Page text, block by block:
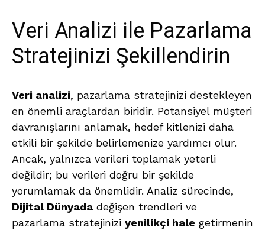
Veri Analizi ile Pazarlama
Stratejinizi Şekillendirin
Veri analizi, pazarlama stratejinizi destekleyen
en önemli araçlardan biridir. Potansiyel müşteri
davranışlarını anlamak, hedef kitlenizi daha
etkili bir şekilde belirlemenize yardımcı olur.
Ancak, yalnızca verileri toplamak yeterli
değildir; bu verileri doğru bir şekilde
yorumlamak da önemlidir. Analiz sürecinde,
Dijital Dünyada değişen trendleri ve
pazarlama stratejinizi yenilikçi hale getirmenin